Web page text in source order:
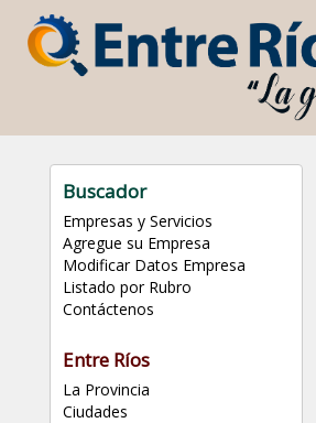
Buscador
Empresas y Servicios
Agregue su Empresa
Modificar Datos Empresa
Listado por Rubro
Contáctenos
Entre Ríos
La Provincia
Ciudades